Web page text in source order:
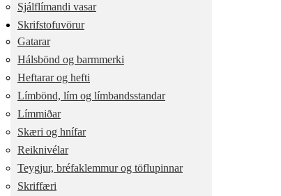
Sjálflímandi vasar
Skrifstofuvörur
Gatarar
Hálsbönd og barmmerki
Heftarar og hefti
Límbönd, lím og límbandsstandar
Límmiðar
Skæri og hnífar
Reiknivélar
Teygjur, bréfaklemmur og töflupinnar
Skriffæri